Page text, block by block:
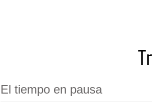
El tiempo en pausa